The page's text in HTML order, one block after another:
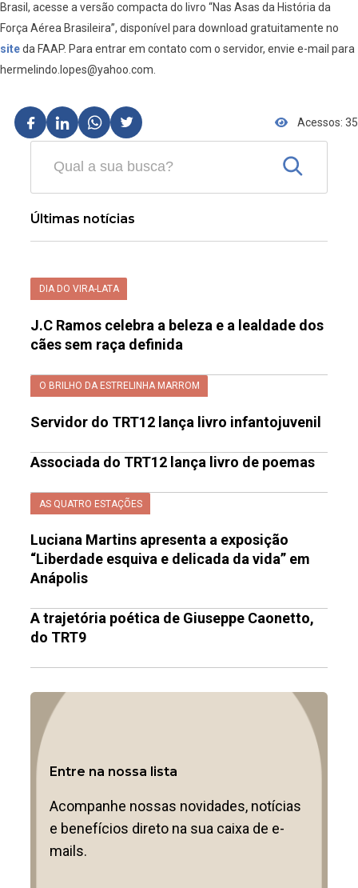
Brasil, acesse a versão compacta do livro “Nas Asas da História da
Força Aérea Brasileira”, disponível para download gratuitamente no
siteda FAAP. Para entrar em contato com o servidor, envie e-mail para
hermelindo.lopes@yahoo.com.
Acessos: 35
Últimas notícias
DIA DO VIRA-LATA
J.C Ramos celebra a beleza e a lealdade dos
cães sem raça definida
O BRILHO DA ESTRELINHA MARROM
Servidor do TRT12 lança livro infantojuvenil
Associada do TRT12 lança livro de poemas
AS QUATRO ESTAÇÕES
Luciana Martins apresenta a exposição
“Liberdade esquiva e delicada da vida” em
Anápolis
A trajetória poética de Giuseppe Caonetto,
do TRT9
Entre na nossa lista
Acompanhe nossas novidades, notícias
e benefícios direto na sua caixa de e-
mails.